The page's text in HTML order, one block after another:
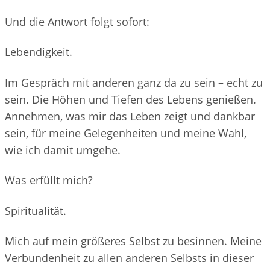
Und die Antwort folgt sofort:
Lebendigkeit.
Im Gespräch mit anderen ganz da zu sein – echt zu
sein. Die Höhen und Tiefen des Lebens genießen.
Annehmen, was mir das Leben zeigt und dankbar
sein, für meine Gelegenheiten und meine Wahl,
wie ich damit umgehe.
Was erfüllt mich?
Spiritualität.
Mich auf mein größeres Selbst zu besinnen. Meine
Verbundenheit zu allen anderen Selbsts in dieser